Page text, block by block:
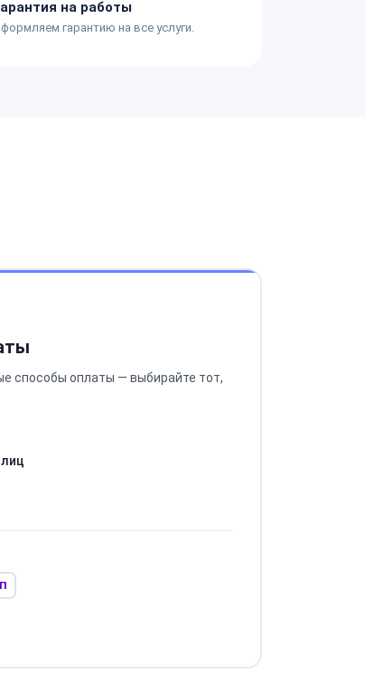
на работы
гарантию на все услуги.
способы оплаты — выбирайте тот,